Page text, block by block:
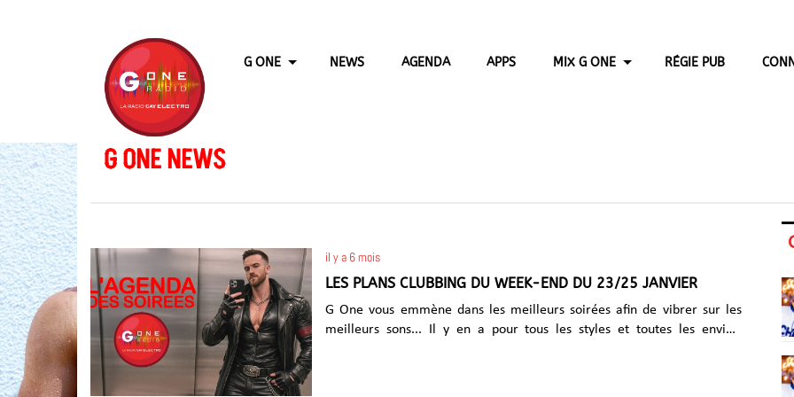
G ONE NEWS AGENDA APPS MIX G ONE RÉGIE PUB
G ONE NEWS
il y a 6 mois
LES PLANS CLUBBING DU WEEK-END DU 23/25 JANVIER
G One vous emmène dans les meilleurs soirées afin de vibrer sur les
meilleurs sons... Il y en a pour tous les styles et toutes les envies.